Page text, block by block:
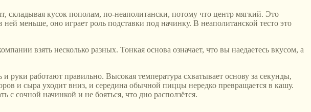
складывая кусок пополам, по-неаполитански, потому что центр мягкий. Это
меньше, оно играет роль подставки под начинку. В неаполитанской тесто это
взять несколько разных. Тонкая основа означает, что вы наедаетесь вкусом, а
работают правильно. Высокая температура схватывает основу за секунды,
и сыра уходит вниз, и середина обычной пиццы нередко превращается в кашу.
с сочной начинкой и не бояться, что дно расползётся.